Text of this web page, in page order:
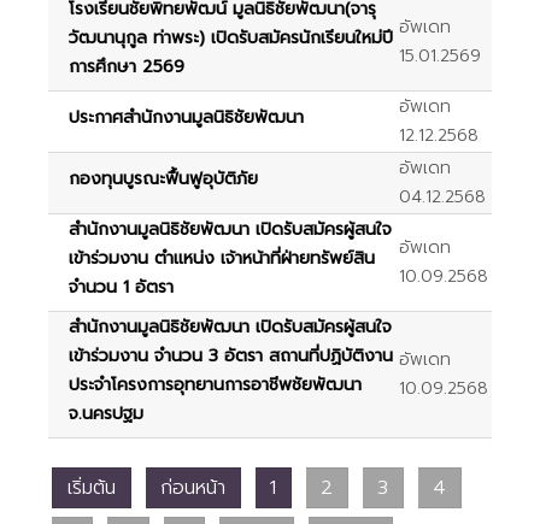
โรงเรียนชัยพิทยพัฒน์ มูลนิธิชัยพัฒนา(จารุ
วัฒนานุกูล ท่าพระ) เปิดรับสมัครนักเรียนใหม่ปี
การศึกษา 2569
อัพเดท
15.01.2569
ประกาศสำนักงานมูลนิธิชัยพัฒนา
อัพเดท
12.12.2568
กองทุนบูรณะฟื้นฟูอุบัติภัย
อัพเดท
04.12.2568
สำนักงานมูลนิธิชัยพัฒนา เปิดรับสมัครผู้สนใจ
เข้าร่วมงาน ตำแหน่ง เจ้าหน้าที่ฝ่ายทรัพย์สิน
จำนวน 1 อัตรา
อัพเดท
10.09.2568
สำนักงานมูลนิธิชัยพัฒนา เปิดรับสมัครผู้สนใจ
เข้าร่วมงาน จำนวน 3 อัตรา สถานที่ปฏิบัติงาน
ประจำโครงการอุทยานการอาชีพชัยพัฒนา
จ.นครปฐม
อัพเดท
10.09.2568
เริ่มต้น ก่อนหน้า 1 2 3
4